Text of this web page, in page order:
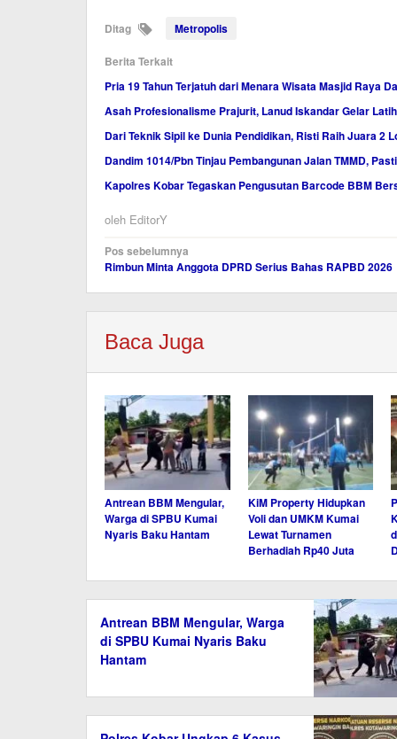
Ditag Metropolis
Berita Terkait
Pria 19 Tahun Terjatuh dari Menara Wisata Masjid Raya
Asah Profesionalisme Prajurit, Lanud Iskandar Gelar
Dari Teknik Sipil ke Dunia Pendidikan, Risti Raih Juara 2
Dandim 1014/Pbn Tinjau Pembangunan Jalan TMMD,
Kapolres Kobar Tegaskan Pengusutan Barcode BBM
oleh EditorY
Navigasi
pos
Pos sebelumnya
Rimbun Minta Anggota DPRD Serius Bahas RAPBD 2026
Baca Juga
Antrean BBM Mengular,
Warga di SPBU Kumai
Nyaris Baku Hantam
KiM Property Hidupkan
Voli dan UMKM Kumai
Lewat Turnamen
Berhadiah Rp40 Juta
Antrean BBM Mengular, Warga
di SPBU Kumai Nyaris Baku
Hantam